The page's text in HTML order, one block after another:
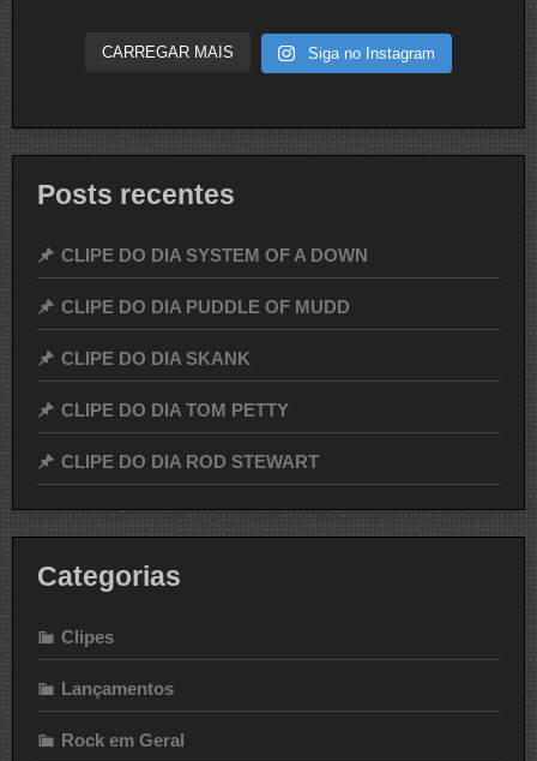
CARREGAR MAIS Siga no Instagram
Posts recentes
CLIPE DO DIA SYSTEM OF A DOWN
CLIPE DO DIA PUDDLE OF MUDD
CLIPE DO DIA SKANK
CLIPE DO DIA TOM PETTY
CLIPE DO DIA ROD STEWART
Categorias
Clipes
Lançamentos
Rock em Geral